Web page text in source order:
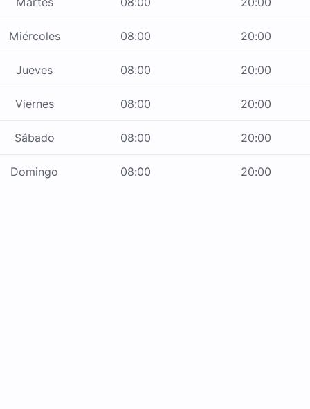
Miércoles 08:00 20:00
Jueves 08:00 20:00
Viernes 08:00 20:00
Sábado 08:00 20:00
Domingo 08:00 20:00